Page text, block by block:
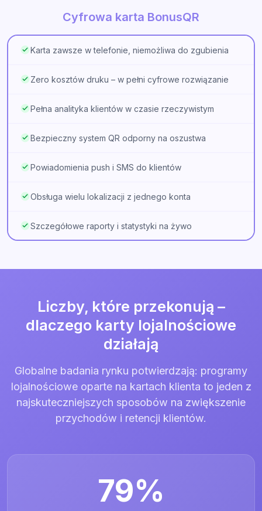
Cyfrowa karta BonusQR
Karta zawsze w telefonie, niemożliwa do zgubienia
Zero kosztów druku – w pełni cyfrowe rozwiązanie
Pełna analityka klientów w czasie rzeczywistym
Bezpieczny system QR odporny na oszustwa
Powiadomienia push i SMS do klientów
Obsługa wielu lokalizacji z jednego konta
Szczegółowe raporty i statystyki na żywo
Liczby, które przekonują –
dlaczego karty lojalnościowe
działają
Globalne badania rynku potwierdzają: programy
lojalnościowe oparte na kartach klienta to jeden z
najskuteczniejszych sposobów na zwiększenie
przychodów i retencji klientów.
79%